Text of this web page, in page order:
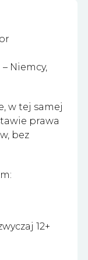
Niemcy,
w tej samej
prawa
bez
12+